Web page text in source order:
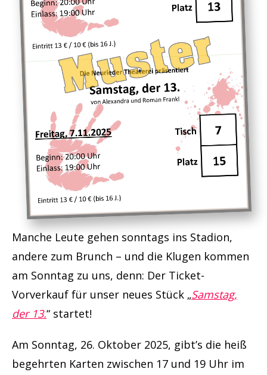
Manche Leute gehen sonntags ins Stadion,
andere zum Brunch – und die Klugen kommen
am Sonntag zu uns, denn: Der Ticket-
Vorverkauf für unser neues Stück „Samstag,
der 13.“ startet!
Am Sonntag, 26. Oktober 2025, gibt’s die heiß
begehrten Karten zwischen 17 und 19 Uhr im